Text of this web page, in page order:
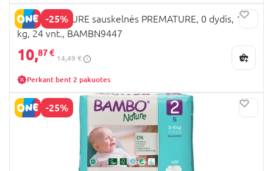
-25%
BAMBO NATURE sauskelnės PREMATURE, 0 dydis, 1-3
kg, 24 vnt., BAMBN9447
10,87 €
14,49 €
Perkant bent 2 pakuotes
-25%